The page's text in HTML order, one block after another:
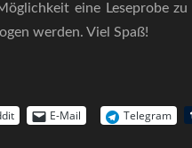
eine Leseprobe
werden. Viel Spaß!
E-Mail Telegram